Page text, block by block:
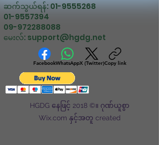
ဆက်သွယ်ရန်:01-9555268
01-9557394
09-972288088
မေးလ်: support@hgdg.net
FacebookWhatsAppX (Twitter)Copy link
HGDG နေဖြင့် 2018 ©။ ဂုဏ်ယူစွာ
Wix.com နှင့်အတူ created